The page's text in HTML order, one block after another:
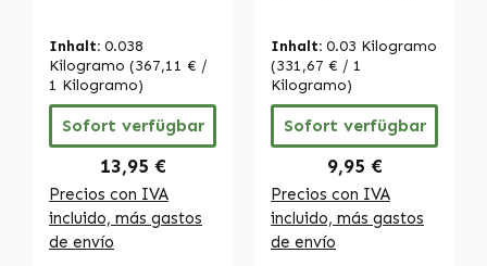
Comprimidos -
fáciles de tragar
- para energía,
nervios y más -
cobertura
completa de las
necesidades
diarias - vegano |
Warnke
Vitalstoffe
Inhalt: 0.038
Kilogramo (367,11 € /
1 Kilogramo)
Sofort verfügbar
Regulärer Preis:
13,95 €
Precios con IVA
incluido, más gastos
de envío
60 cápsulas -
fáciles de tragar
- vegano |
Warnke
Vitalstoffe
Inhalt: 0.03 Kilogramo
(331,67 € / 1
Kilogramo)
Sofort verfügbar
Regulärer Preis:
9,95 €
Precios con IVA
incluido, más gastos
de envío